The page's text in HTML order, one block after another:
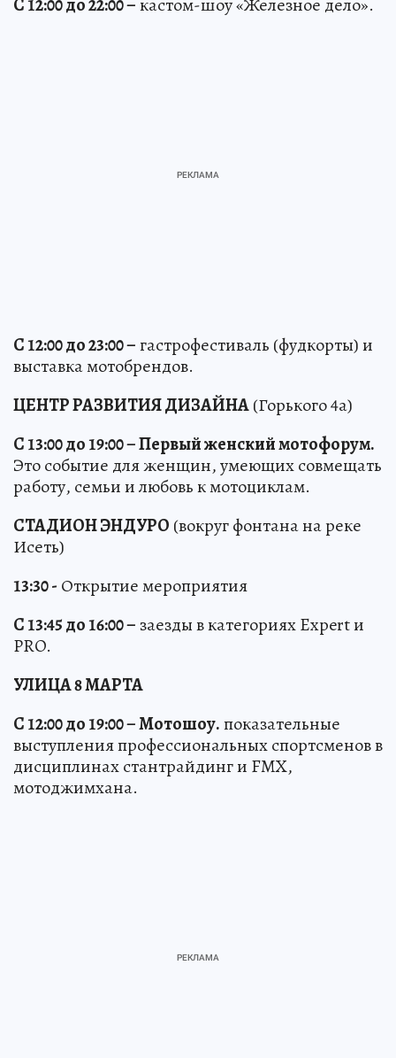
С 12:00 до 23:00 –гастрофестиваль (фудкорты) и
выставка мотобрендов.
ЦЕНТР РАЗВИТИЯ ДИЗАЙНА(Горького 4а)
С 13:00 до 19:00 – Первый женский мотофорум.
Это событие для женщин, умеющих совмещать
работу, семьи и любовь к мотоциклам.
СТАДИОН ЭНДУРО (вокруг фонтана на реке
Исеть)
13:30 - Открытие мероприятия
С 13:45 до 16:00 – заезды в категориях Expert и
PRO.
УЛИЦА 8 МАРТА
С 12:00 до 19:00 – Мотошоу.показательные
выступления профессиональных спортсменов в
дисциплинах стантрайдинг и FMX,
мотоджимхана.